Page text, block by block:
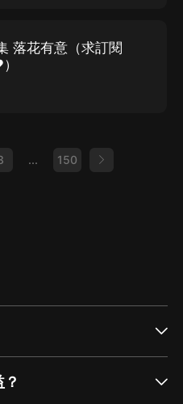
落花有意（求訂閱
... 150